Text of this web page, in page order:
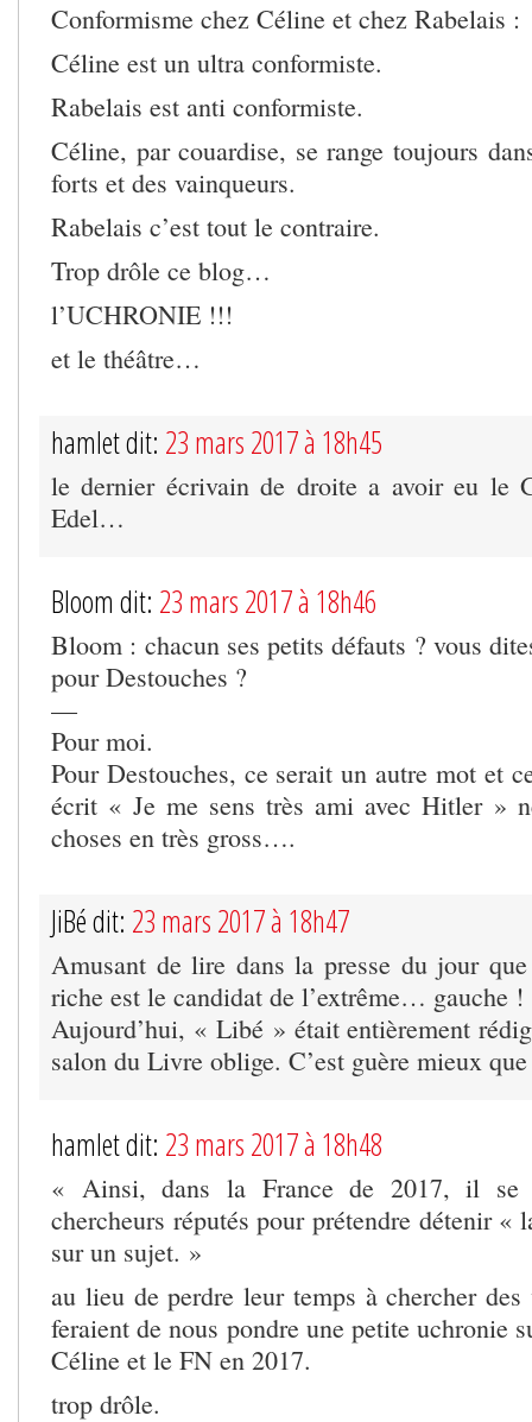
Conformisme chez Céline et chez Rabelais :
Céline est un ultra conformiste.
Rabelais est anti conformiste.
Céline, par couardise, se range toujours
forts et des vainqueurs.
Rabelais c’est tout le contraire.
Trop drôle ce blog…
l’UCHRONIE !!!
et le théâtre…
hamlet dit: 23 mars 2017 à 18h45
le dernier écrivain de droite a avoir eu le
Edel…
Bloom dit: 23 mars 2017 à 18h46
Bloom : chacun ses petits défauts ? vous
pour Destouches ?
—
Pour moi.
Pour Destouches, ce serait un autre mot et
écrit « Je me sens très ami avec Hitler »
choses en très gross….
JiBé dit: 23 mars 2017 à 18h47
Amusant de lire dans la presse du jour
riche est le candidat de l’extrême… gauche !
Aujourd’hui, « Libé » était entièrement
salon du Livre oblige. C’est guère mieux
hamlet dit: 23 mars 2017 à 18h48
« Ainsi, dans la France de 2017, il se
chercheurs réputés pour prétendre détenir «
sur un sujet. »
au lieu de perdre leur temps à chercher
feraient de nous pondre une petite uchronie
Céline et le FN en 2017.
trop drôle.